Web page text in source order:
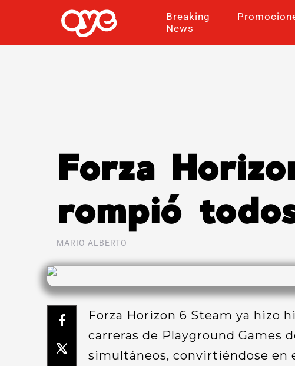
Breaking
News
Forza
rompió
MARIO ALBERTO
Forza Horizon 6 Steam ya hizo
carreras de Playground Games
simultáneos, convirtiéndose en